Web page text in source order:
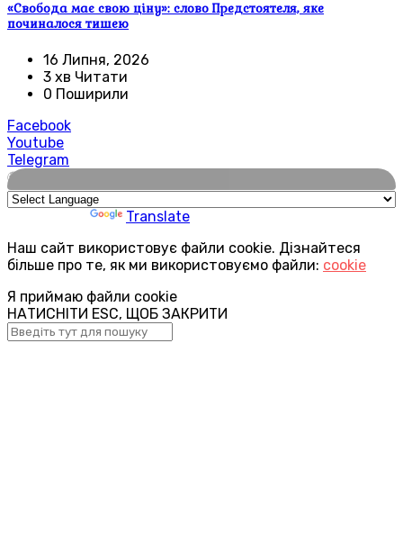
«Свобода має свою ціну»: слово Предстоятеля, яке
починалося тишею
16 Липня, 2026
3 хв Читати
0 Поширили
Facebook
Youtube
Telegram
🌍
Translate
Наш сайт використовує файли cookie. Дізнайтеся
більше про те, як ми використовуємо файли: cookie
Я приймаю файли cookie
НАТИСНІТИ ESC, ЩОБ ЗАКРИТИ